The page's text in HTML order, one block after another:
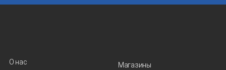
О нас
Магазины